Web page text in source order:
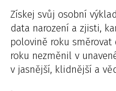
Získej svůj osobní
data narození a zjisti,
polovině roku směrovat
roku nezměnil v
v jasnější, klidnější a